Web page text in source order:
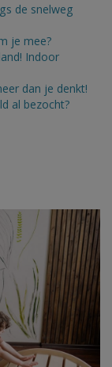
de snelweg
je mee?
Indoor
dan je denkt!
al bezocht?